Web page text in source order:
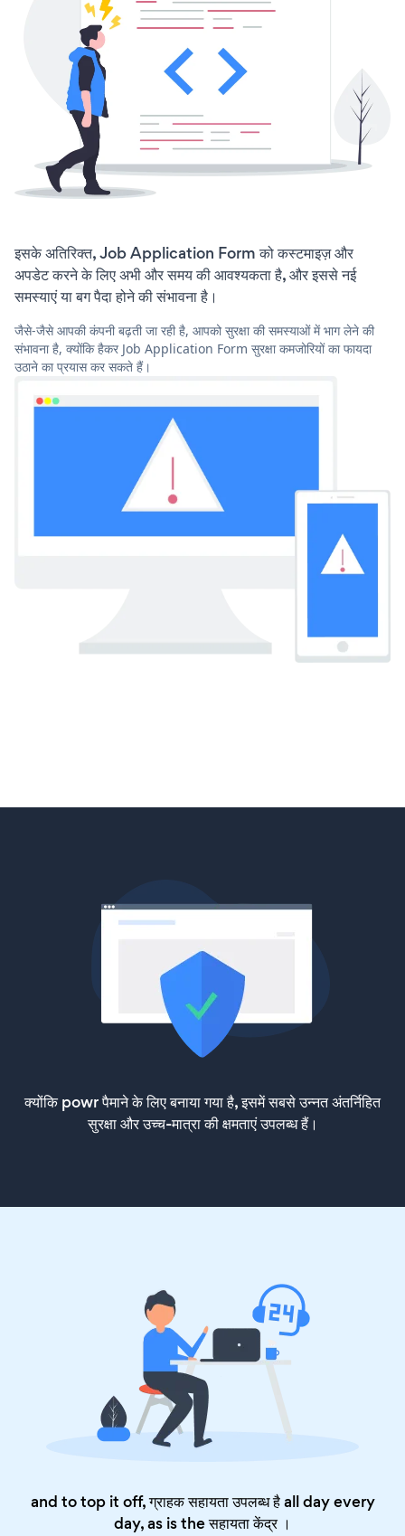
इसके अतिरिक्त, Job Application Form को कस्टमाइज़ और
अपडेट करने के लिए अभी और समय की आवश्यकता है, और इससे नई
समस्याएं या बग पैदा होने की संभावना है।
जैसे-जैसे आपकी कंपनी बढ़ती जा रही है, आपको सुरक्षा की समस्याओं में भाग लेने की
संभावना है, क्योंकि हैकर Job Application Form सुरक्षा कमजोरियों का फायदा
उठाने का प्रयास कर सकते हैं।
क्योंकि powr पैमाने के लिए बनाया गया है, इसमें सबसे उन्नत अंतर्निहित
सुरक्षा और उच्च-मात्रा की क्षमताएं उपलब्ध हैं।
and to top it off, ग्राहक सहायता उपलब्ध है all day every
day, as is theसहायता केंद्र।